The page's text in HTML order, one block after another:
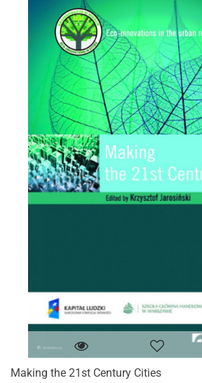
Making the 21st Century Cities